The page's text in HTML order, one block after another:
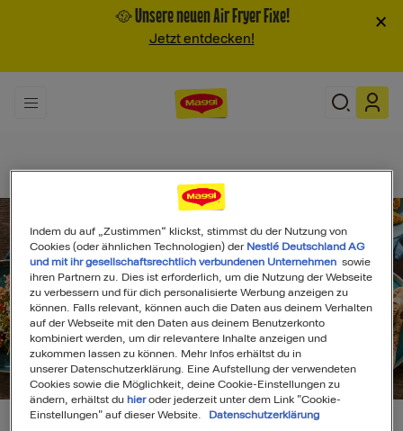
🥘 Unsere neuen Air Fryer Fixe!
Jetzt entdecken!
×
Search
Indem du auf „Zustimmen“ klickst, stimmst du der Nutzung von
Cookies (oder ähnlichen Technologien) der Nestlé Deutschland AG
und mit ihr gesellschaftsrechtlich verbundenen Unternehmen sowie
ihren Partnern zu. Dies ist erforderlich, um die Nutzung der Webseite
zu verbessern und für dich personalisierte Werbung anzeigen zu
können. Falls relevant, können auch die Daten aus deinem Verhalten
auf der Webseite mit den Daten aus deinem Benutzerkonto
kombiniert werden, um dir relevantere Inhalte anzeigen und
zukommen lassen zu können. Mehr Infos erhältst du in
unserer Datenschutzerklärung. Eine Aufstellung der verwendeten
Cookies sowie die Möglichkeit, deine Cookie-Einstellungen zu
ändern, erhältst duhieroder jederzeit unter dem Link "Cookie-
Einstellungen" auf dieser Website.
Datenschutzerklärung